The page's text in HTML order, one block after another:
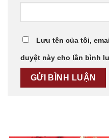
Lưu tên của tôi,
duyệt này cho lần bình